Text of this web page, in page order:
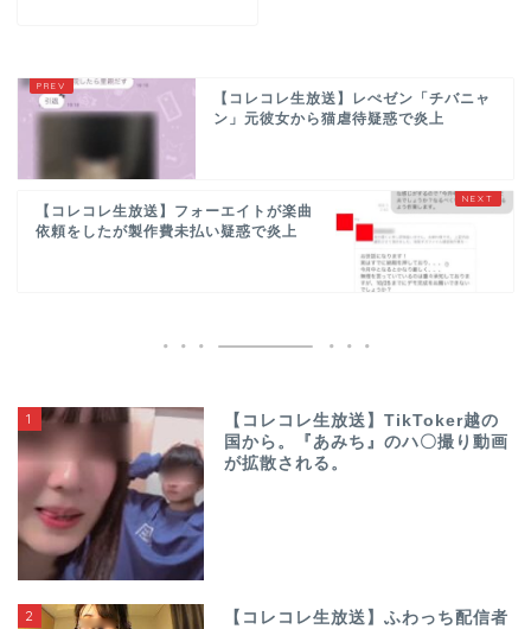
【コレコレ生放送】レぺゼン「チバニャ
ン」元彼女から猫虐待疑惑で炎上
【コレコレ生放送】フォーエイトが楽曲
依頼をしたが製作費未払い疑惑で炎上
1
【コレコレ生放送】TikToker越の
国から。『あみち』のハ〇撮り動画
が拡散される。
2
【コレコレ生放送】ふわっち配信者